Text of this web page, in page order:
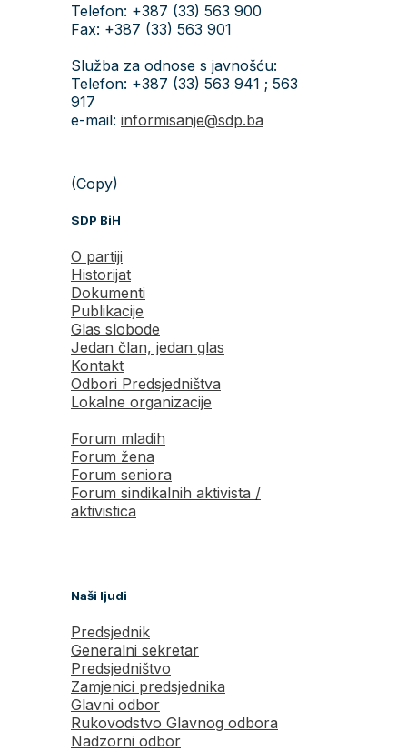
Telefon: +387 (33) 563 900
Fax: +387 (33) 563 901
Služba za odnose s javnošću:
Telefon: +387 (33) 563 941 ; 563
917
e-mail: informisanje@sdp.ba
(Copy)
SDP BiH
O partiji
Historijat
Dokumenti
Publikacije
Glas slobode
Jedan član, jedan glas
Kontakt
Odbori Predsjedništva
Lokalne organizacije
Forum mladih
Forum žena
Forum seniora
Forum sindikalnih aktivista /
aktivistica
Naši ljudi
Predsjednik
Generalni sekretar
Predsjedništvo
Zamjenici predsjednika
Glavni odbor
Rukovodstvo Glavnog odbora
Nadzorni odbor